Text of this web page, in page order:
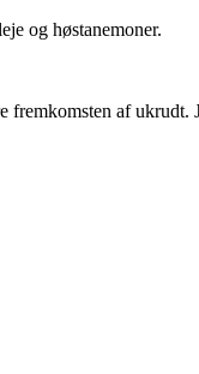
og høstanemoner.
af